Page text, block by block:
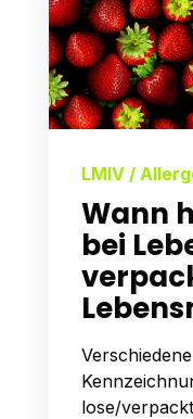
LMIV /
Wann
bei
Verschiedene
lose/